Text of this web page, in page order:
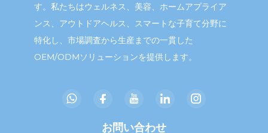
す。私たちはウェルネス、美容、ホームアプライア
ンス、アウトドアヘルス、スマートな子育て分野に
特化し、市場調査から生産までの一貫した
OEM/ODMソリューションを提供します。
お問い合わせ